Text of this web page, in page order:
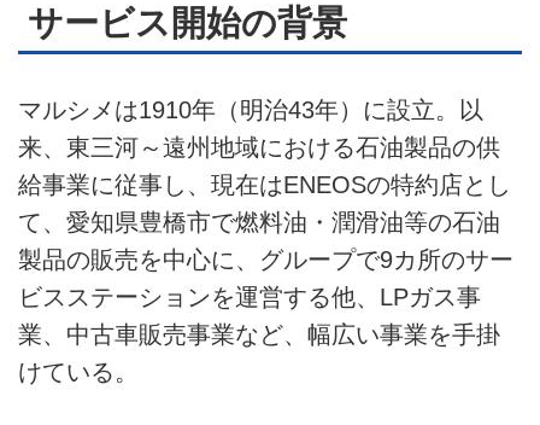
サービス開始の背景
マルシメは1910年（明治43年）に設立。以
来、東三河～遠州地域における石油製品の供
給事業に従事し、現在はENEOSの特約店とし
て、愛知県豊橋市で燃料油・潤滑油等の石油
製品の販売を中心に、グループで9カ所のサー
ビスステーションを運営する他、LPガス事
業、中古車販売事業など、幅広い事業を手掛
けている。